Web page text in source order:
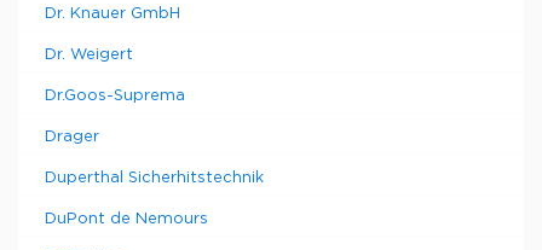
Dr. Knauer GmbH
Dr. Weigert
Dr.Goos-Suprema
Drager
Duperthal Sicherhitstechnik
DuPont de Nemours